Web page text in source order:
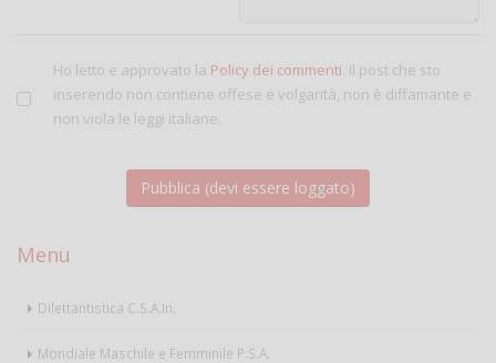
Ho letto e approvato la Policy dei commenti. Il post che sto
inserendo non contiene offese e volgarità, non è diffamante e
non viola le leggi italiane.
Menu
Dilettantistica C.S.A.In.
Mondiale Maschile e Femminile P.S.A.